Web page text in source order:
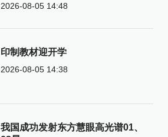
2026-08-05 14:48
印制教材迎开学
2026-08-05 14:38
我国成功发射东方慧眼高光谱01、